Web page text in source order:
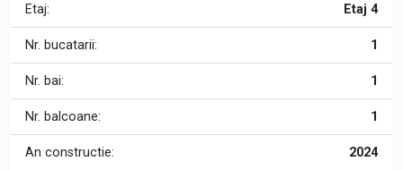
Etaj: Etaj 4
Nr. bucatarii: 1
Nr. bai: 1
Nr. balcoane: 1
An constructie: 2024